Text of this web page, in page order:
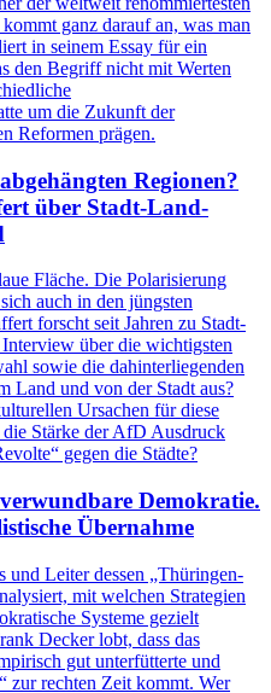
ganz darauf an, was man
in seinem Essay für ein
den Begriff nicht mit Werten
um die Zukunft der
Reformen prägen.
Regionen?
über Stadt-Land-
Fläche. Die Polarisierung
auch in den jüngsten
forscht seit Jahren zu Stadt-
über die wichtigsten
sowie die dahinterliegenden
Land und von der Stadt aus?
Ursachen für diese
Stärke der AfD Ausdruck
gegen die Städte?
Demokratie.
Übernahme
und Leiter dessen „Thüringen-
mit welchen Strategien
Systeme gezielt
Decker lobt, dass das
gut unterfütterte und
zur rechten Zeit kommt. Wer